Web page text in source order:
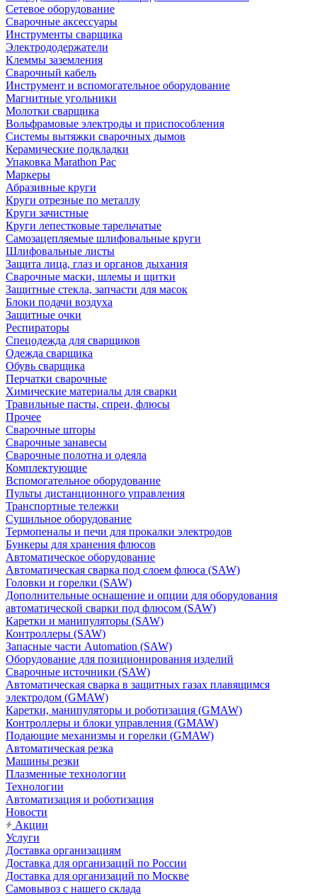
Сетевое оборудование
Сварочные аксессуары
Инструменты сварщика
Электрододержатели
Клеммы заземления
Сварочный кабель
Инструмент и вспомогательное оборудование
Магнитные угольники
Молотки сварщика
Вольфрамовые электроды и приспособления
Системы вытяжки сварочных дымов
Керамические подкладки
Упаковка Marathon Pac
Маркеры
Абразивные круги
Круги отрезные по металлу
Круги зачистные
Круги лепестковые тарельчатые
Самозацепляемые шлифовальные круги
Шлифовальные листы
Защита лица, глаз и органов дыхания
Сварочные маски, шлемы и щитки
Защитные стекла, запчасти для масок
Блоки подачи воздуха
Защитные очки
Респираторы
Спецодежда для сварщиков
Одежда сварщика
Обувь сварщика
Перчатки сварочные
Химические материалы для сварки
Травильные пасты, спреи, флюсы
Прочее
Сварочные шторы
Сварочные занавесы
Сварочные полотна и одеяла
Комплектующие
Вспомогательное оборудование
Пульты дистанционного управления
Транспортные тележки
Сушильное оборудование
Термопеналы и печи для прокалки электродов
Бункеры для хранения флюсов
Автоматическое оборудование
Автоматическая сварка под слоем флюса (SAW)
Головки и горелки (SAW)
Дополнительные оснащение и опции для оборудования
автоматической сварки под флюсом (SAW)
Каретки и манипуляторы (SAW)
Контроллеры (SAW)
Запасные части Automation (SAW)
Оборудование для позиционирования изделий
Сварочные источники (SAW)
Автоматическая сварка в защитных газах плавящимся
электродом (GMAW)
Каретки, манипуляторы и роботизация (GMAW)
Контроллеры и блоки управления (GMAW)
Подающие механизмы и горелки (GMAW)
Автоматическая резка
Машины резки
Плазменные технологии
Технологии
Автоматизация и роботизация
Новости
Акции
Услуги
Доставка организациям
Доставка для организаций по России
Доставка для организаций по Москве
Самовывоз с нашего склада